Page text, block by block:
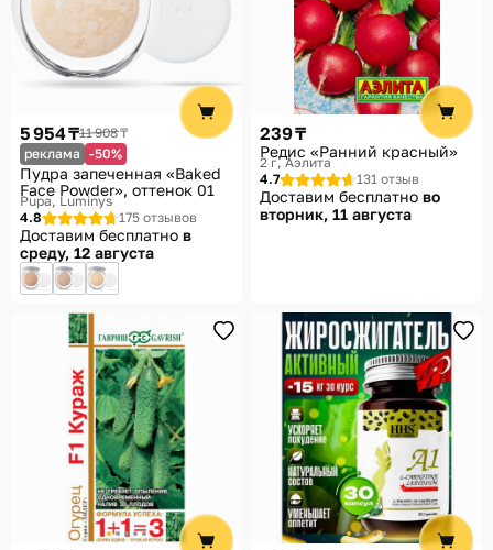
5 954 ₸11 908 ₸
реклама -50%
Пудра запеченная «Baked
Face Powder», оттенок 01
Pupa, Luminys
4.8
175 отзывов
Доставим бесплатно в
среду, 12 августа
239 ₸
Редис «Ранний красный»
2 г Аэлита
4.7
131 отзыв
Доставим бесплатно во
вторник, 11 августа